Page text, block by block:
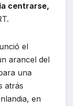
centrarse,
el
arancel del
una
atrás
en